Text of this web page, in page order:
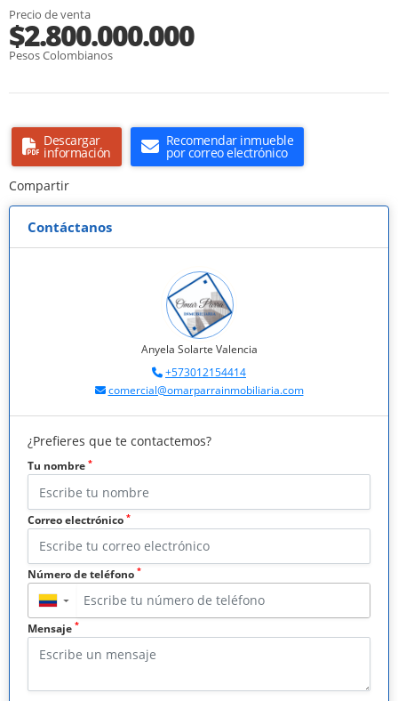
Precio de venta
$2.800.000.000
Pesos Colombianos
Descargar
información
Recomendar inmueble
por correo electrónico
Compartir
Contáctanos
Anyela Solarte Valencia
+573012154414
comercial@omarparrainmobiliaria.com
¿Prefieres que te contactemos?
Tu nombre *
Correo electrónico *
Número de teléfono *
▼
Mensaje *